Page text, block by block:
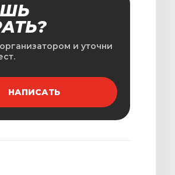
и уточни
НАПИСАТЬ